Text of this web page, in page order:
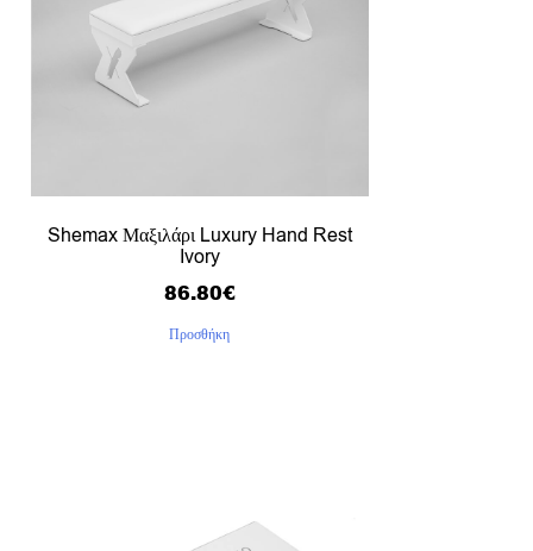
Shemax Μαξιλάρι Luxury Hand Rest
Ivory
86.80€
Προσθήκη